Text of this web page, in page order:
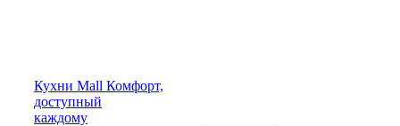
Кухни Mall Комфорт,
доступный
каждому